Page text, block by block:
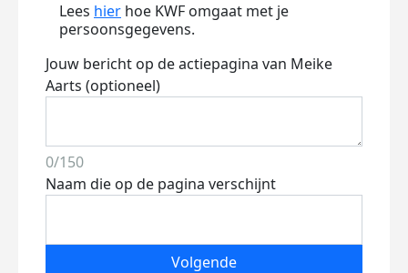
Lees hier hoe KWF omgaat met je
persoonsgegevens.
Jouw bericht op de actiepagina van Meike
Aarts (optioneel)
0/150
Naam die op de pagina verschijnt
Volgende